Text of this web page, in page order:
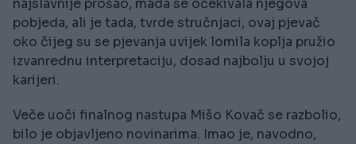
najslavnije prošao, mada se očekivala njegova
pobjeda, ali je tada, tvrde stručnjaci, ovaj pjevač
oko čijeg su se pjevanja uvijek lomila koplja pružio
izvanrednu interpretaciju, dosad najbolju u svojoj
karijeri.
Veče uoči finalnog nastupa Mišo Kovač se razbolio,
bilo je objavljeno novinarima. Imao je, navodno,